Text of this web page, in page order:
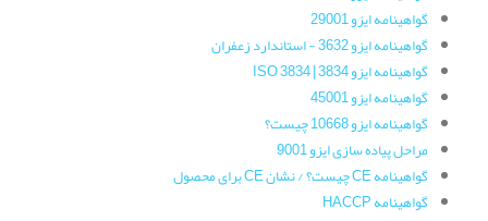
گواهینامه‌ ایزو 29001
گواهینامه ایزو 3632 - استاندارد زعفران
گواهینامه‌ ایزو 3834 | ISO 3834
گواهینامه ایزو 45001
گواهینامه ایزو 10668 چیست؟
مراحل پیاده سازی ایزو 9001
گواهینامه CE چیست؟ / نشان CE برای محصول
گواهینامه HACCP